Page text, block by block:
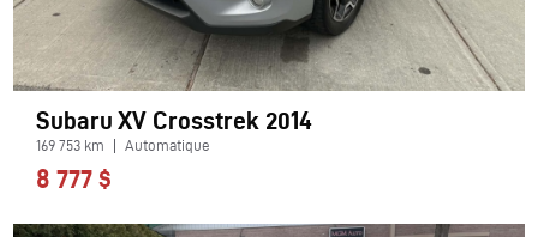
Subaru XV Crosstrek 2014
169 753 km Automatique
8 777 $